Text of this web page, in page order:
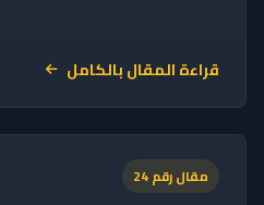
قراءة المقال بالكامل
مقال رقم 24